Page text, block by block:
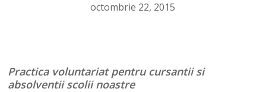
octombrie 22, 2015
Practica voluntariat pentru cursantii si
absolventii scolii noastre